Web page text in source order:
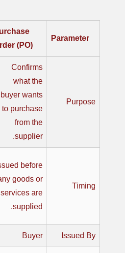
Parameter
(PO)
Purpose
Confirms
what the
buyer wants
to purchase
from the
supplier.
Timing
before
goods or
services are
supplied.
Issued By
Buyer